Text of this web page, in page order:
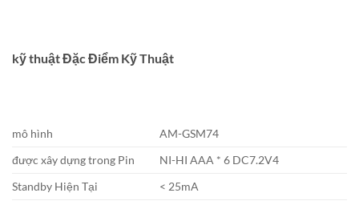
kỹ thuật Đặc Điểm Kỹ Thuật
mô hình
AM-GSM74
được xây dựng trong Pin
NI-HI AAA * 6 DC7.2V4
Standby Hiện Tại
< 25mA